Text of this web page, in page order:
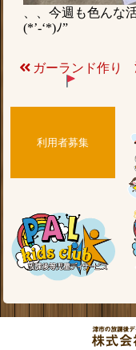
、、今週も色んな
(*’-‘*)ﾉ”
ガーランド作り
利用者募集